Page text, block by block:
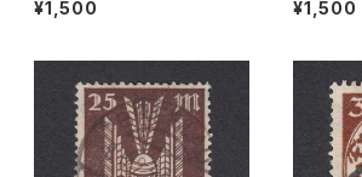
2.1948
¥1,500 ¥1,500